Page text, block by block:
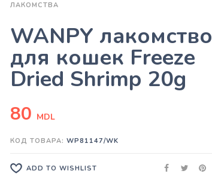
ЛАКОМСТВА
WANPY лакомство
для кошек Freeze
Dried Shrimp 20g
80 MDL
КОД ТОВАРА: WP81147/WK
ADD TO WISHLIST